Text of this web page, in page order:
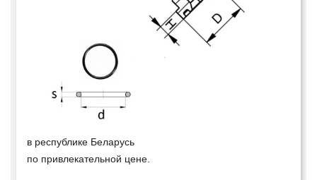
в республике Беларусь
по привлекательной цене.